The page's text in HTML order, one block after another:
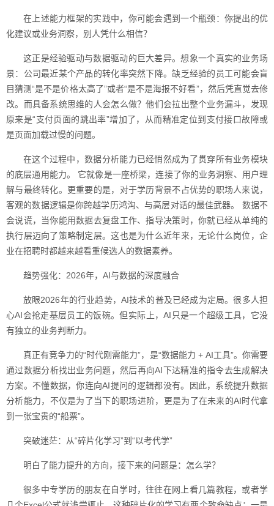
在上述能力框架的实践中，你可能会遇到一个瓶颈：你提出的优
化建议或业务洞察，别人凭什么相信？
这正是经验驱动与数据驱动的巨大差异。想象一个真实的业务场
景：公司最近某个产品的转化率突然下降。缺乏经验的员工可能会盲
目猜测“是不是价格太高了”或者“是不是海报不好看”，然后凭直觉去修
改。而具备系统思维的人会怎么做？他们会拉出整个业务漏斗，发现
原来是“支付页面的跳出率”增加了，从而精准定位到支付接口故障或
是页面加载过慢的问题。
在这个过程中，数据分析能力已经悄然成为了贯穿所有业务模块
的底层通用能力。 它就像是一座桥梁，连接了你的业务洞察、用户理
解与最终转化。更重要的是，对于学历背景不占优势的职场人来说，
客观的数据逻辑是你跨越学历鸿沟、与高层对话的最佳武器。 数据不
会说谎，当你能用数据去复盘工作、指导决策时，你就已经从单纯的
执行层迈向了策略制定层。这也是为什么近年来，无论什么岗位，企
业在招聘时都越来越看重候选人的数据素养。
趋势强化：2026年，AI与数据的深度融合
放眼2026年的行业趋势，AI技术的普及已经成为定局。很多人担
心AI会抢走基层员工的饭碗。但实际上，AI只是一个超级工具，它没
有独立的业务判断力。
真正有竞争力的“时代刚需能力”，是“数据能力 + AI工具”。你需要
通过数据分析找出业务问题，然后再向AI下达精准的指令去生成解决
方案。不懂数据，你连向AI提问的逻辑都没有。因此，系统提升数据
分析能力，不仅是为了当下的职场进阶，更是为了在未来的AI时代拿
到一张宝贵的“船票”。
突破迷茫：从“碎片化学习”到“以考代学”
明白了能力提升的方向，接下来的问题是：怎么学？
很多中专学历的朋友在自学时，往往在网上看几篇教程，或者学